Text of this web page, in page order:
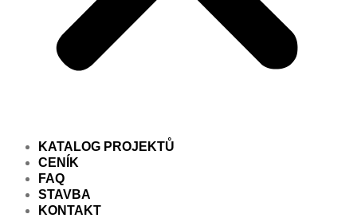
KATALOG PROJEKTŮ
CENÍK
FAQ
STAVBA
KONTAKT